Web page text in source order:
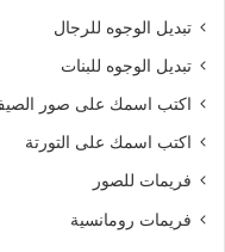
تبديل الوجوه للرجال
تبديل الوجوه للبنات
اكتب اسمك على صور
اكتب اسمك على التورتة
فريمات للصور
فريمات رومانسية